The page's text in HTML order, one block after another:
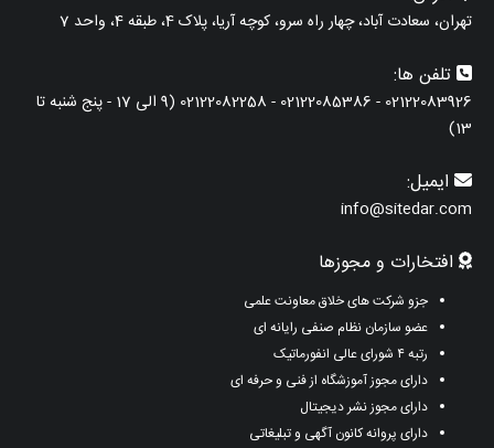
تهران، سعادت آباد، چهار راه سرو، کوچه آریا، پلاک 4، طبقه 4، واحد 7
تلفن ها:
02122083926 - 02122085386 - 02122082258 (9 الی 17 - پنج شنبه تا
13)
ایمیل:
info@sitedar.com
افتخارات و مجوزها
جزو شرکت های خلاق معاونت علمی
عضو سازمان نظام صنفی رایانه ای
رتبه ۴ شورای عالی انفورماتیک
دارای مجوز آموزشگاه از فنی و حرفه ای
دارای مجوز نشر دیجیتال
دارای پروانه کانون آگهی و تبلیغاتی